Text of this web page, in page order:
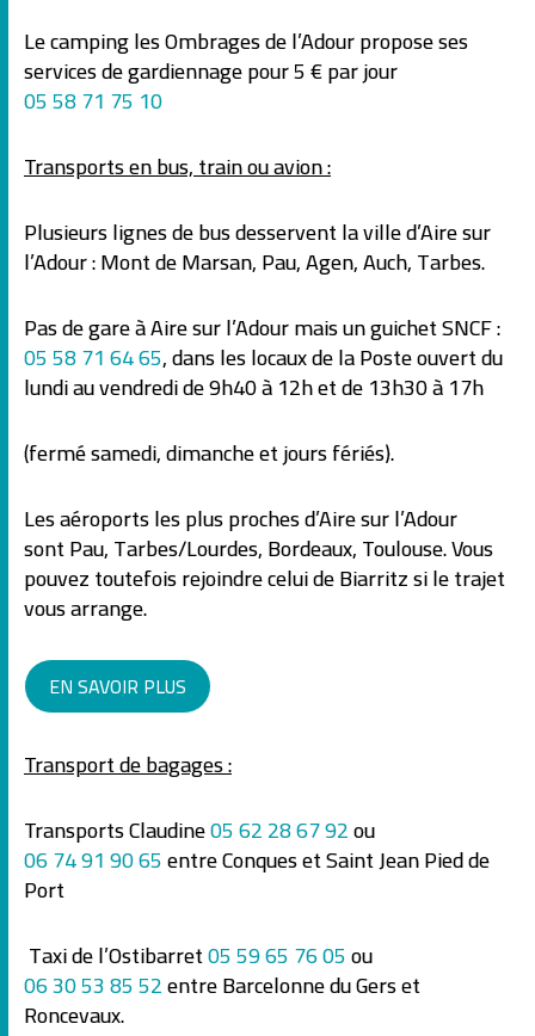
Le camping les Ombrages de l’Adour propose ses
services de gardiennage pour 5 € par jour
05 58 71 75 10
Transports en bus, train ou avion :
Plusieurs lignes de bus desservent la ville d’Aire sur
l’Adour : Mont de Marsan, Pau, Agen, Auch, Tarbes.
Pas de gare à Aire sur l’Adour mais un guichet SNCF :
05 58 71 64 65, dans les locaux de la Poste ouvert du
lundi au vendredi de 9h40 à 12h et de 13h30 à 17h
(fermé samedi, dimanche et jours fériés).
Les aéroports les plus proches d’Aire sur l’Adour
sont Pau, Tarbes/Lourdes, Bordeaux, Toulouse. Vous
pouvez toutefois rejoindre celui de Biarritz si le trajet
vous arrange.
EN SAVOIR PLUS
Transport de bagages :
Transports Claudine05 62 28 67 92ou
06 74 91 90 65entre Conques et Saint Jean Pied de
Port
Taxi de l’Ostibarret05 59 65 76 05ou
06 30 53 85 52entre Barcelonne du Gers et
Roncevaux.